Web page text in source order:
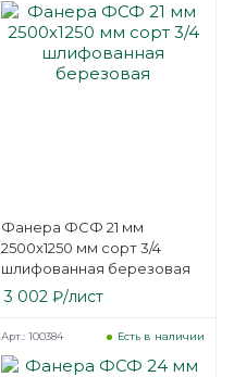
Фанера ФСФ 21 мм
2500х1250 мм сорт 3/4
шлифованная березовая
3 002 ₽/лист
Есть в наличии
Арт.: 100384